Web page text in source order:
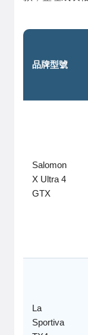
品牌型號
Salomon
X Ultra 4
GTX
La
Sportiva